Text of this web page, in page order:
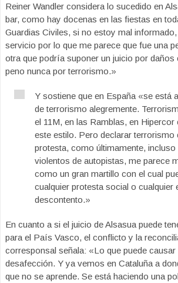
Reiner Wandler considera lo sucedido en
bar, como hay docenas en las fiestas en
Guardias Civiles, si no estoy mal
servicio por lo que me parece que fue una
otra que podría suponer un juicio por
peno nunca por terrorismo.»
Y sostiene que en España «se está
de terrorismo alegremente.
el 11M, en las Ramblas, en Hipercor
este estilo. Pero declarar terrorismo
protesta, como últimamente, incluso
violentos de autopistas, me parece
como un gran martillo con el cual
cualquier protesta social o cualquier
descontento.»
En cuanto a si el juicio de Alsasua puede
para el País Vasco, el conflicto y la
corresponsal señala: «Lo que puede
desafección. Y ya vemos en Cataluña a
que no se aprende. Se está haciendo una